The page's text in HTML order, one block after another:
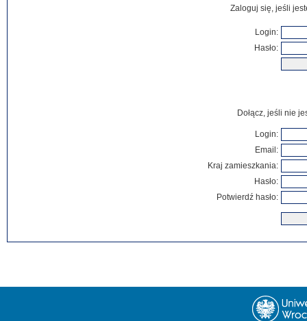
Zaloguj się, jeśli
Login:
Hasło:
Dołącz, jeśli nie
Login:
Email:
Kraj zamieszkania:
Hasło:
Potwierdź hasło: